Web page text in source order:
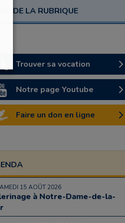
DE LA RUBRIQUE
Trouver sa vocation
Notre page Youtube
Faire un don en ligne
15 AOÛT 2026
à Notre-Dame-de-la-